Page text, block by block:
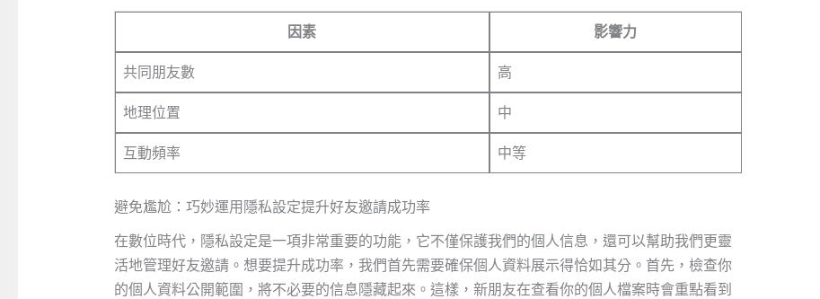
因素 影響力
共同朋友數 高
地理位置 中
互動頻率 中等
避免尷尬：巧妙運用隱私設定提升好友邀請成功率
在數位時代，隱私設定是一項非常重要的功能，它不僅保護我們的個人信息，還可以幫助我們更靈
活地管理好友邀請。想要提升成功率，我們首先需要確保個人資料展示得恰如其分。首先，檢查你
的個人資料公開範圍，將不必要的信息隱藏起來。這樣，新朋友在查看你的個人檔案時會重點看到